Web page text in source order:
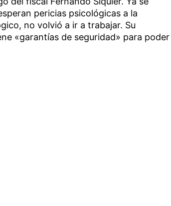
pericias psicológicas a la
no volvió a ir a trabajar. Su
«garantías de seguridad» para poder